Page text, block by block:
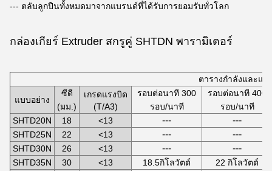
--- ตลับลูกปืนทั้งหมดมาจากแบรนด์ที่ได้รับการยอมรับทั่วโลก
กล่องเกียร์ Extruder สกรูคู่ SHTDN พารามิเตอร์
ตารางกำลังและแร
แบบอย่าง
ซีดี
(มม.)
เกรดแรงบิด
(T/A3)
รอบต่อนาที 300
รอบ/นาที
รอบต่อนาที 400
รอบ/นาที
SHTD20N
18 <13 --- ---
SHTD25N 22 <13 --- ---
SHTD30N 26 <13 --- ---
SHTD35N 30 <13 18.5กิโลวัตต์
22 กิโลวัตต์